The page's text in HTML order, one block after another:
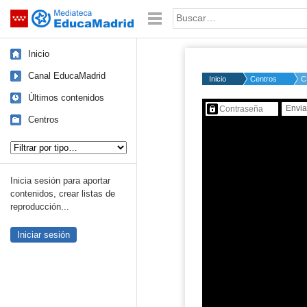
Saltar navegación Palabra o frase:
Inicio
Canal EducaMadrid
Últimos contenidos
Centros
Inicia sesión para aportar
contenidos, crear listas de
reproducción...
Iniciar sesión
Inicio Centros
Contenido protegido…